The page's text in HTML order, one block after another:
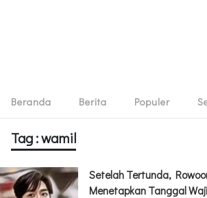
Beranda Berita Populer
Tag : wamil
Setelah Tertunda,
Menetapkan Tanggal